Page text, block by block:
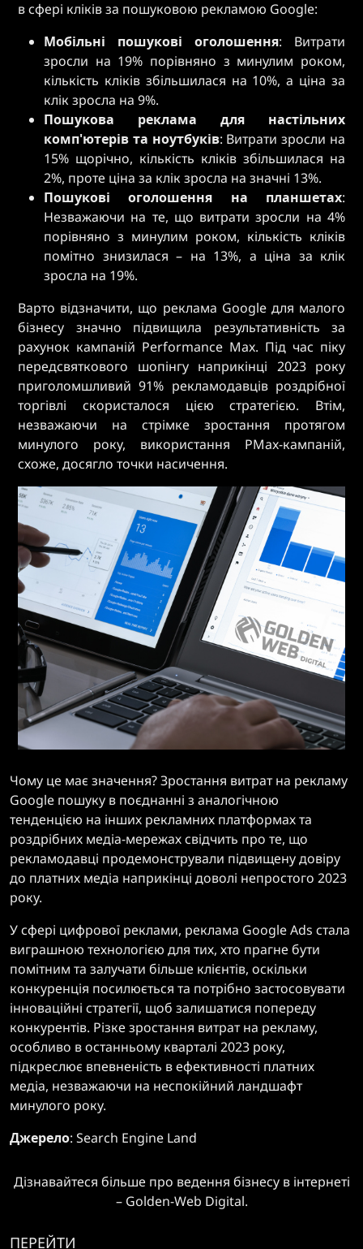
в сфері кліків за пошуковою рекламою Google:
Мобільні пошукові оголошення: Витрати
зросли на 19% порівняно з минулим роком,
кількість кліків збільшилася на 10%, а ціна за
клік зросла на 9%.
Пошукова реклама для настільних
комп'ютерів та ноутбуків: Витрати зросли на
15% щорічно, кількість кліків збільшилася на
2%, проте ціна за клік зросла на значні 13%.
Пошукові оголошення на планшетах:
Незважаючи на те, що витрати зросли на 4%
порівняно з минулим роком, кількість кліків
помітно знизилася – на 13%, а ціна за клік
зросла на 19%.
Варто відзначити, що реклама Google для малого
бізнесу значно підвищила результативність за
рахунок кампаній Performance Max. Під час піку
передсвяткового шопінгу наприкінці 2023 року
приголомшливий 91% рекламодавців роздрібної
торгівлі скористалося цією стратегією. Втім,
незважаючи на стрімке зростання протягом
минулого року, використання PMax-кампаній,
схоже, досягло точки насичення.
Чому це має значення? Зростання витрат на рекламу
Google пошуку в поєднанні з аналогічною
тенденцією на інших рекламних платформах та
роздрібних медіа-мережах свідчить про те, що
рекламодавці продемонстрували підвищену довіру
до платних медіа наприкінці доволі непростого 2023
року.
У сфері цифрової реклами, реклама Google Ads стала
виграшною технологією для тих, хто прагне бути
помітним та залучати більше клієнтів, оскільки
конкуренція посилюється та потрібно застосовувати
інноваційні стратегії, щоб залишатися попереду
конкурентів. Різке зростання витрат на рекламу,
особливо в останньому кварталі 2023 року,
підкреслює впевненість в ефективності платних
медіа, незважаючи на неспокійний ландшафт
минулого року.
Джерело: Search Engine Land
Дізнавайтеся більше про ведення бізнесу в інтернеті
– Golden-Web Digital.
ПЕРЕЙТИ